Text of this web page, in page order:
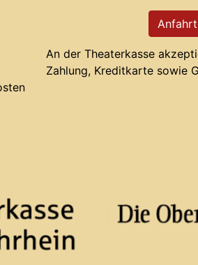
An der Theaterkasse
Zahlung, Kreditkarte sowie